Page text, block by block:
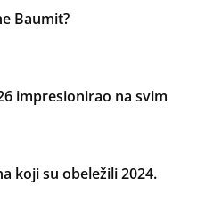
Baumit?
impresionirao na svim
koji su obeležili 2024.